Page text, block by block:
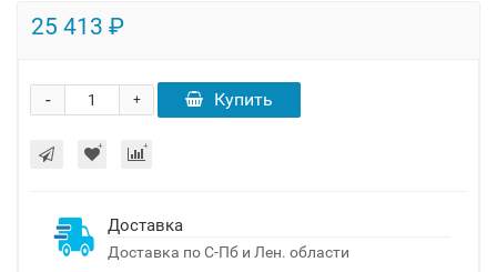
25 413 ₽
+
- Купить
Доставка
Доставка по С-Пб и Лен. области